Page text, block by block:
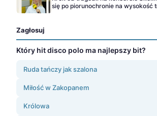
się po piorunochronie na wysokość
Zagłosuj
Który hit disco polo ma najlepszy bit?
Ruda tańczy jak szalona
Miłość w Zakopanem
Królowa